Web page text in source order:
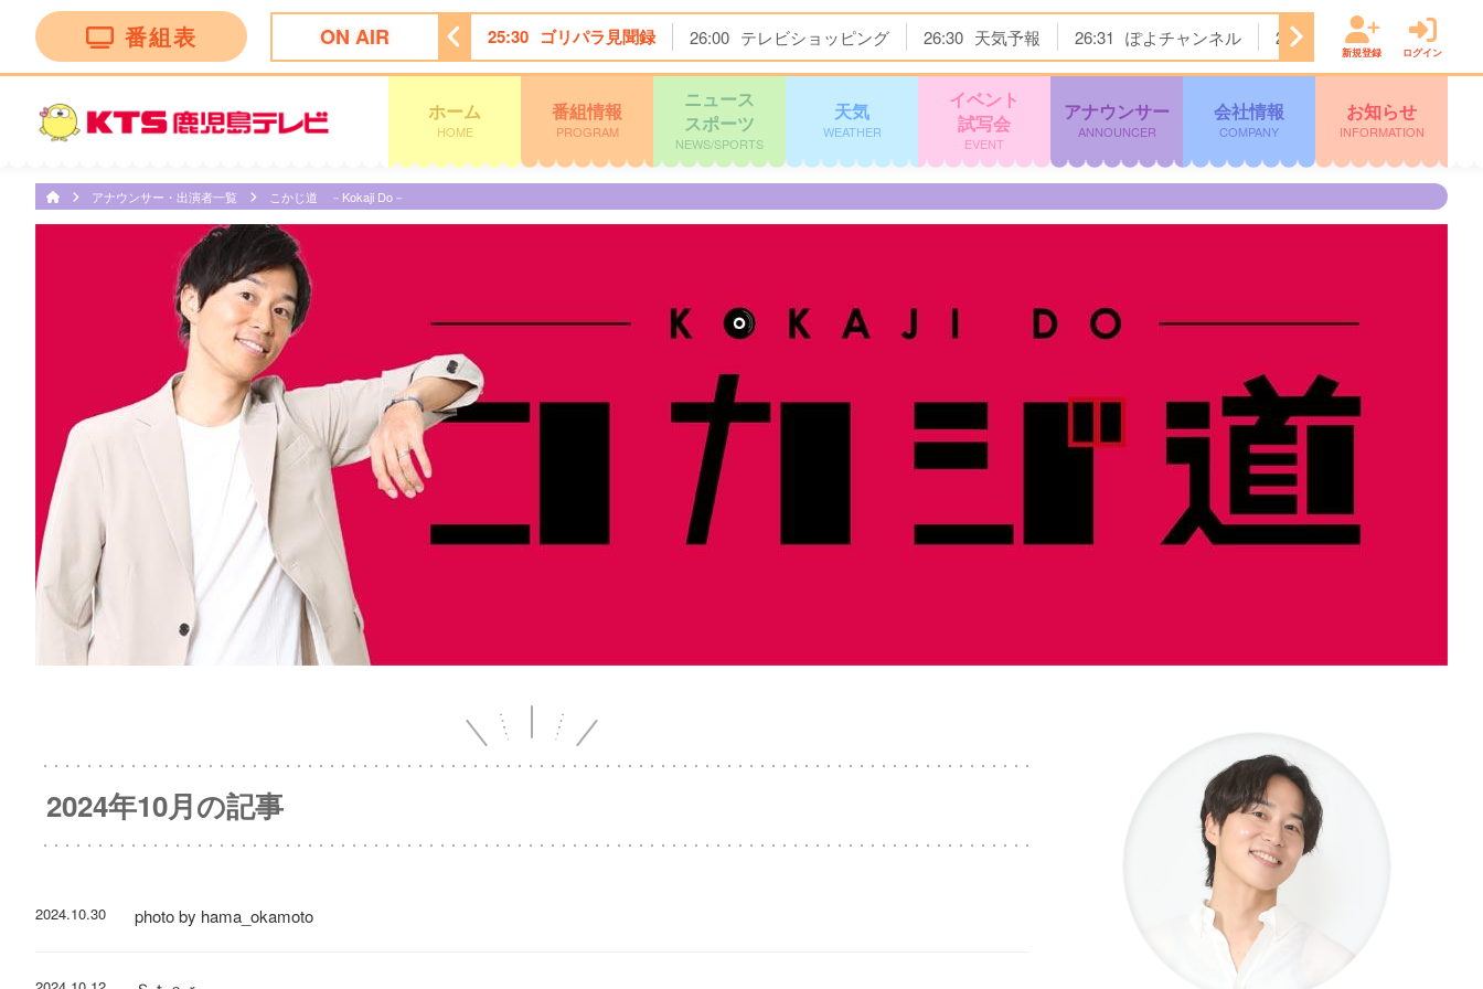
番組表 ON AIR
Ｎ Ｌｉｖｅ Ｎｅｗｓ α あちこちオードリー 25:30 ゴリパラ見聞録 26:00 テレビショッピング 26:30 天気予報 26:31 ぽよチャンネル 26:34 クロージング
新規登録 ログイン
ホーム
HOME
番組情報
PROGRAM
ニュース
スポーツ
NEWS/SPORTS
天気
WEATHER
イベント
試写会
EVENT
アナウンサー
ANNOUNCER
会社情報
COMPANY
お知らせ
INFORMATION
アナウンサー・出演者一覧 こかじ道 －Kokaji Do－
2024年10月の記事
2024.10.30 photo by hama_okamoto